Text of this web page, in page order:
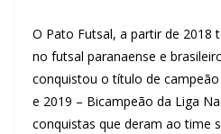
O Pato Futsal, a partir de 2018
no futsal paranaense e
conquistou o título de
e 2019 – Bicampeão da Liga
conquistas que deram ao time